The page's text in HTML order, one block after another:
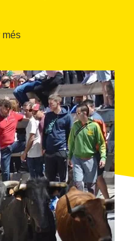
teatrals i jocs
més